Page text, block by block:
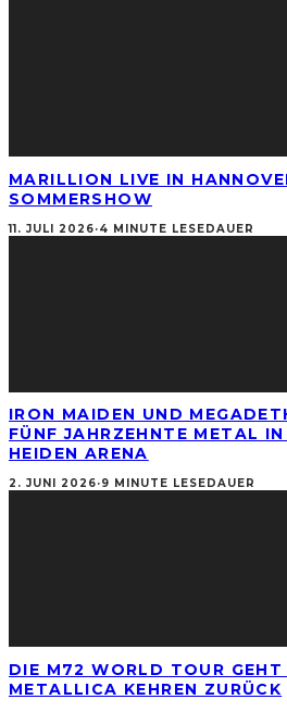
MARILLION LIVE IN
SOMMERSHOW
11. JULI 2026·4 MINUTE LESEDAUER
IRON MAIDEN UND
FÜNF JAHRZEHNTE METAL
HEIDEN ARENA
2. JUNI 2026·9 MINUTE LESEDAUER
DIE M72 WORLD TOUR
METALLICA KEHREN ZURÜCK